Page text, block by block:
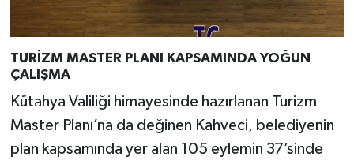
TURİZM MASTER PLANI KAPSAMINDA YOĞUN
ÇALIŞMA
Kütahya Valiliği himayesinde hazırlanan Turizm
Master Planı’na da değinen Kahveci, belediyenin
plan kapsamında yer alan 105 eylemin 37’sinde